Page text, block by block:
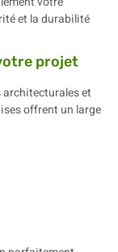
et la durabilité
projet
et
offrent un large